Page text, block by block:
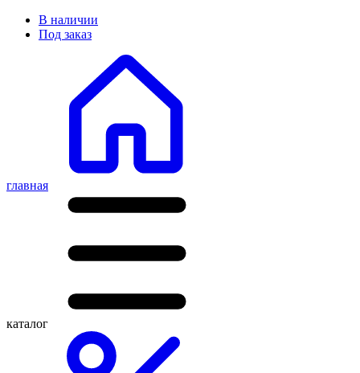
В наличии
Под заказ
главная
каталог